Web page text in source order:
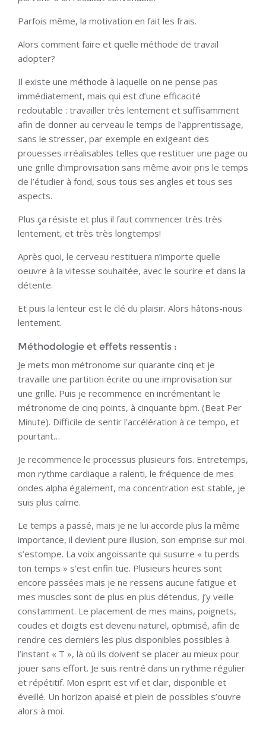
Parfois même, la motivation en fait les frais.
Alors comment faire et quelle méthode de travail
adopter?
Il existe une méthode à laquelle on ne pense pas
immédiatement, mais qui est d’une efficacité
redoutable : travailler très lentement et suffisamment
afin de donner au cerveau le temps de l’apprentissage,
sans le stresser, par exemple en exigeant des
prouesses irréalisables telles que restituer une page ou
une grille d’improvisation sans même avoir pris le temps
de l’étudier à fond, sous tous ses angles et tous ses
aspects.
Plus ça résiste et plus il faut commencer très très
lentement, et très très longtemps!
Après quoi, le cerveau restituera n’importe quelle
oeuvre à la vitesse souhaitée, avec le sourire et dans la
détente.
Et puis la lenteur est le clé du plaisir. Alors hâtons-nous
lentement.
Méthodologie et effets ressentis :
Je mets mon métronome sur quarante cinq et je
travaille une partition écrite ou une improvisation sur
une grille. Puis je recommence en incrémentant le
métronome de cinq points, à cinquante bpm. (Beat Per
Minute). Difficile de sentir l’accélération à ce tempo, et
pourtant…
Je recommence le processus plusieurs fois. Entretemps,
mon rythme cardiaque a ralenti, le fréquence de mes
ondes alpha également, ma concentration est stable, je
suis plus calme.
Le temps a passé, mais je ne lui accorde plus la même
importance, il devient pure illusion, son emprise sur moi
s’estompe. La voix angoissante qui susurre « tu perds
ton temps » s’est enfin tue. Plusieurs heures sont
encore passées mais je ne ressens aucune fatigue et
mes muscles sont de plus en plus détendus, j’y veille
constamment. Le placement de mes mains, poignets,
coudes et doigts est devenu naturel, optimisé, afin de
rendre ces derniers les plus disponibles possibles à
l’instant « T », là où ils doivent se placer au mieux pour
jouer sans effort. Je suis rentré dans un rythme régulier
et répétitif. Mon esprit est vif et clair, disponible et
éveillé. Un horizon apaisé et plein de possibles s’ouvre
alors à moi.